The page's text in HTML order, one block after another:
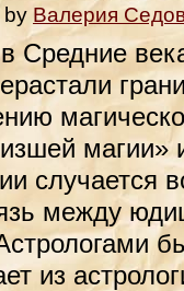
by Валерия
в Средние
магии»
случается
между
из